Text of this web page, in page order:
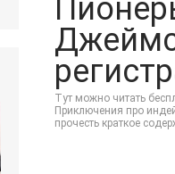
Тут можно читать
Приключения про
прочесть краткое